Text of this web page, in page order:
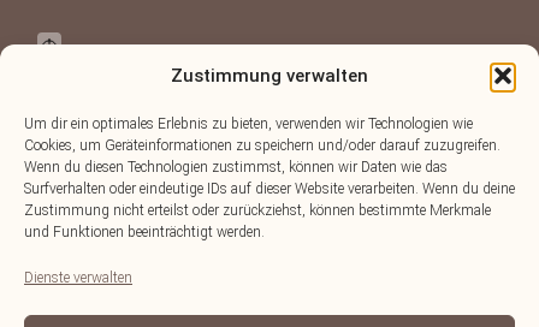
Zustimmung verwalten
Um dir ein optimales Erlebnis zu bieten, verwenden wir Technologien wie
Cookies, um Geräteinformationen zu speichern und/oder darauf zuzugreifen.
Wenn du diesen Technologien zustimmst, können wir Daten wie das
Surfverhalten oder eindeutige IDs auf dieser Website verarbeiten. Wenn du deine
Zustimmung nicht erteilst oder zurückziehst, können bestimmte Merkmale
und Funktionen beeinträchtigt werden.
Dienste verwalten